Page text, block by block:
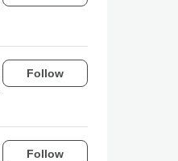
Follow
Follow